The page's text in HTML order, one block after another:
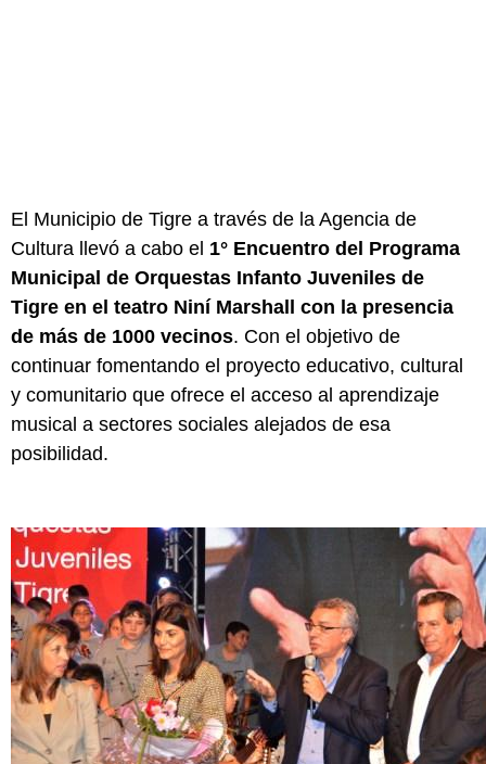
El Municipio de Tigre a través de la Agencia de
Cultura llevó a cabo el 1° Encuentro del Programa
Municipal de Orquestas Infanto Juveniles de
Tigre en el teatro Niní Marshall con la presencia
de más de 1000 vecinos. Con el objetivo de
continuar fomentando el proyecto educativo, cultural
y comunitario que ofrece el acceso al aprendizaje
musical a sectores sociales alejados de esa
posibilidad.